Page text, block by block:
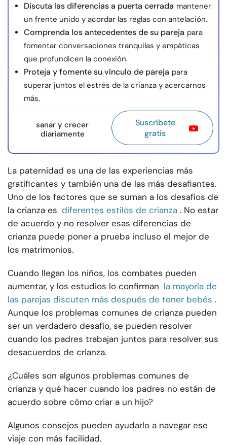
Discuta las diferencias a puerta cerrada mantener
un frente unido y acordar las reglas con antelación.
Comprenda los antecedentes de su pareja para
fomentar conversaciones tranquilas y empáticas
que profundicen la conexión.
Proteja y fomente su vínculo de pareja para
superar juntos el estrés de la crianza y acercarnos
más.
sanar y crecer
diariamente
Suscríbete
gratis
La paternidad es una de las experiencias más
gratificantes y también una de las más desafiantes.
Uno de los factores que se suman a los desafíos de
la crianza es diferentes estilos de crianza . No estar
de acuerdo y no resolver esas diferencias de
crianza puede poner a prueba incluso el mejor de
los matrimonios.
Cuando llegan los niños, los combates pueden
aumentar, y los estudios lo confirman la mayoría de
las parejas discuten más después de tener bebés .
Aunque los problemas comunes de crianza pueden
ser un verdadero desafío, se pueden resolver
cuando los padres trabajan juntos para resolver sus
desacuerdos de crianza.
¿Cuáles son algunos problemas comunes de
crianza y qué hacer cuando los padres no están de
acuerdo sobre cómo criar a un hijo?
Algunos consejos pueden ayudarlo a navegar ese
viaje con más facilidad.